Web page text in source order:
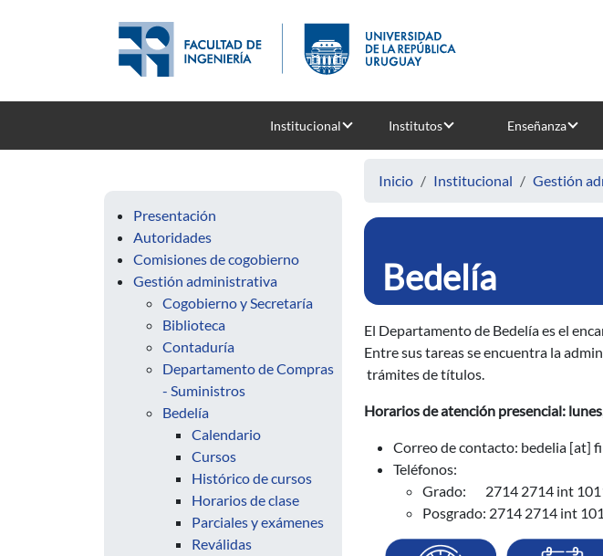
Institucional Institutos Enseñanza
Presentación
Autoridades
Comisiones de cogobierno
Gestión administrativa
Cogobierno y Secretaría
Biblioteca
Contaduría
Departamento de Compras
- Suministros
Bedelía
Calendario
Cursos
Histórico de cursos
Horarios de clase
Parciales y exámenes
Reválidas
Inicio Institucional Gestión
Bedelía
El Departamento de Bedelía es el
Entre sus tareas se encuentra la
trámites de títulos.
Horarios de atención presencial:
Correo de contacto: bedelia [at]
Teléfonos:
Grado: 2714 2714 int
Posgrado: 2714 2714 int